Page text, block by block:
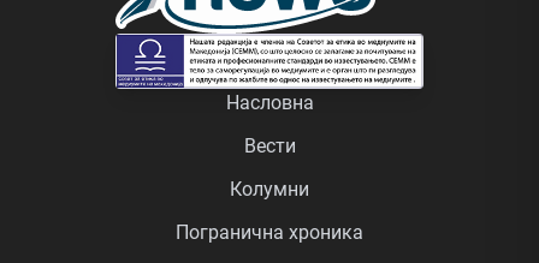
Насловна
Вести
Колумни
Погранична хроника